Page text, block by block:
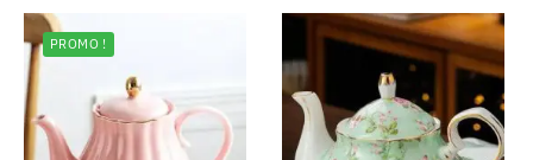
PROMO !